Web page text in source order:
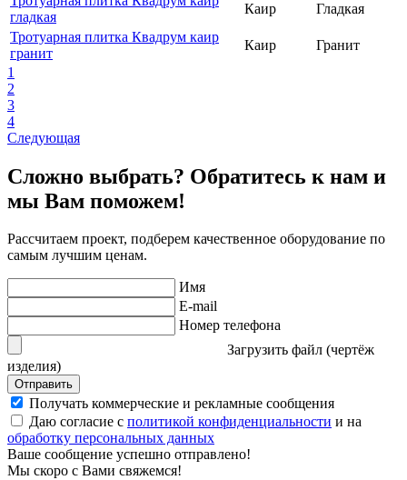
гладкая
Каир
Гладкая
Тротуарная плитка Квадрум каир
гранит
Каир
Гранит
1
2
3
4
Следующая
Сложно выбрать? Обратитесь к нам и
мы Вам поможем!
Рассчитаем проект, подберем качественное оборудование по
самым лучшим ценам.
Имя
E-mail
Номер телефона
Загрузить файл (чертёж
изделия)
Отправить
Получать коммерческие и рекламные сообщения
Даю согласие с политикой конфиденциальности и на
обработку персональных данных
Ваше сообщение успешно отправлено!
Мы скоро с Вами свяжемся!